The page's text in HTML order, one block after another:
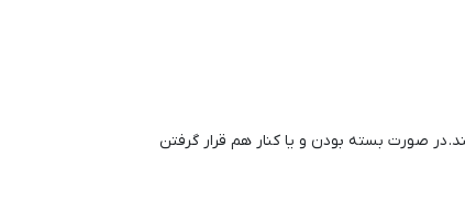
می شوند که متحرک هستند. در صورت بسته بودن و یا کنار هم قرار گرفتن